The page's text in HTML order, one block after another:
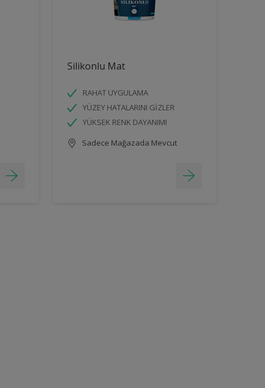
Silikonlu Mat
RAHAT UYGULAMA
YÜZEY HATALARINI GİZLER
YÜKSEK RENK DAYANIMI
Sadece Mağazada Mevcut